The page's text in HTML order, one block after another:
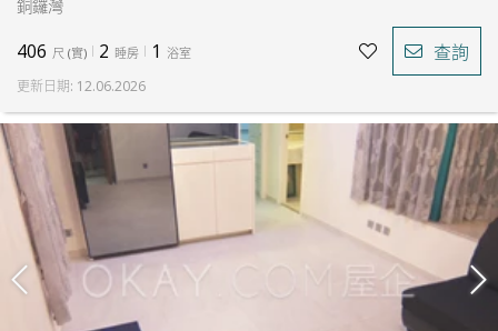
銅鑼灣
406 尺 (實) 2 睡房 1 浴室 查詢
更新日期: 12.06.2026